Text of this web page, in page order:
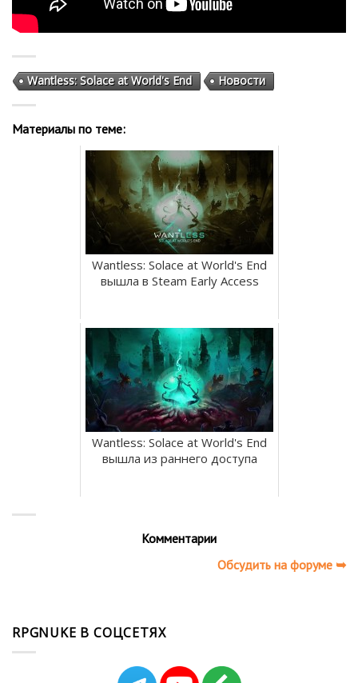
Wantless: Solace at World's End Новости
Материалы по теме:
Wantless: Solace at World's End
вышла в Steam Early Access
Wantless: Solace at World's End
вышла из раннего доступа
Комментарии
Обсудить на форуме ➥
RPGNUKE В СОЦСЕТЯХ